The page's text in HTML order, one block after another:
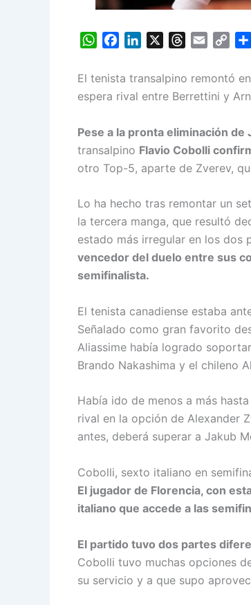
W
a
p
p
c
e
o
k
n
I
n
r
s
a
i
p
n
k
El tenista transalpino remontó
espera rival entre Berrettini y
Pese a la pronta eliminación de
transalpino Flavio Cobolli
otro Top-5, aparte de Zverev,
Lo ha hecho tras remontar un
la tercera manga, que resultó
estado más irregular en los dos
vencedor del duelo entre sus
semifinalista.
El tenista canadiense estaba
Señalado como gran favorito
Aliassime había logrado
Brando Nakashima y el chileno
Había ido de menos a más
rival en la opción de Alexander
antes, deberá superar a Jakub
Cobolli, sexto italiano en
El jugador de Florencia, con
italiano que accede a las
El partido tuvo dos partes
Cobolli tuvo muchas opciones
su servicio y a que supo